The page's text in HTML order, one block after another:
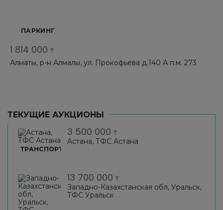
ПАРКИНГ
1 814 000 ₸
Алматы, р-н Алмалы, ул. Прокофьева д.140 А п.м. 273
ТЕКУЩИЕ АУКЦИОНЫ
ТРАНСПОРТ
3 500 000 ₸
Астана, ТФС Астана
13 700 000 ₸
Западно-Казахстанская обл, Уральск,
ТФС Уральск